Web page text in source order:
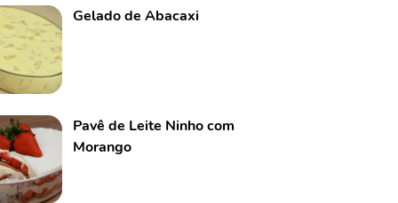
Gelado de Abacaxi
Pavê de Leite Ninho com
Morango